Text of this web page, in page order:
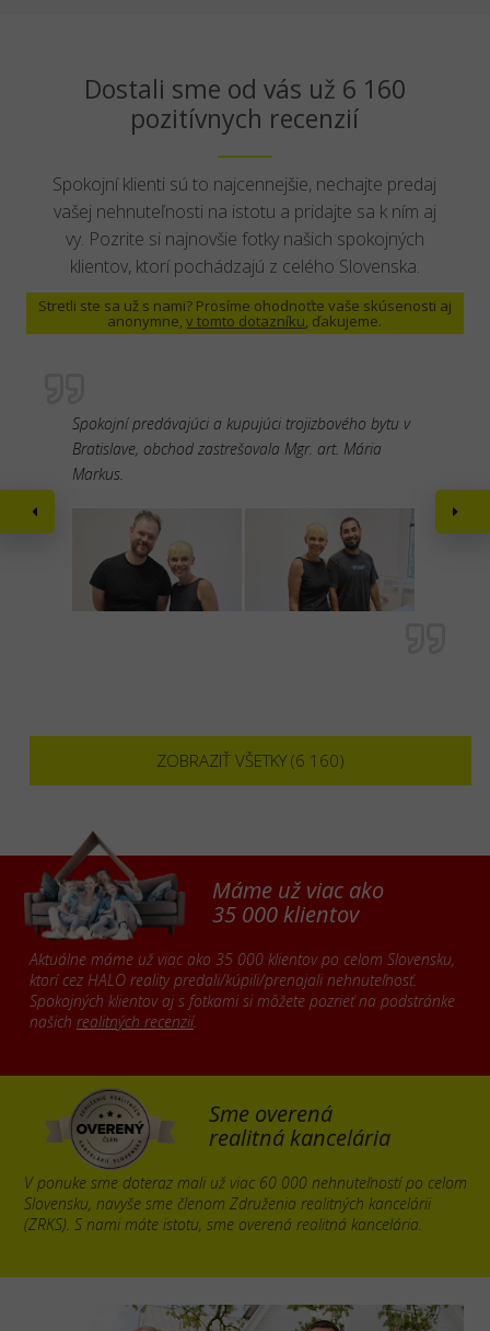
Dostali sme od vás už 6 160
pozitívnych recenzií
Spokojní klienti sú to najcennejšie, nechajte predaj
vašej nehnuteľnosti na istotu a pridajte sa k ním aj
vy. Pozrite si najnovšie fotky našich spokojných
klientov, ktorí pochádzajú z celého Slovenska.
Stretli ste sa už s nami? Prosíme ohodnoťte vaše skúsenosti aj
anonymne,v tomto dotazníku, ďakujeme.
Spokojní predávajúci a kupujúci trojizbového bytu v
Bratislave, obchod zastrešovala Mgr. art. Mária
Markus.
ZOBRAZIŤ VŠETKY (6 160)
Máme už viac ako
35 000 klientov
Aktuálne máme už viac ako 35 000 klientov po celom Slovensku,
ktorí cez HALO reality predali/kúpili/prenajali nehnuteľnosť.
Spokojných klientov aj s fotkami si môžete pozrieť na podstránke
našich realitných recenzií.
Sme overená
realitná kancelária
V ponuke sme doteraz mali už viac 60 000 nehnuteľností po celom
Slovensku, navyše sme členom Združenia realitných kancelárii
(ZRKS). S nami máte istotu, sme overená realitná kancelária.